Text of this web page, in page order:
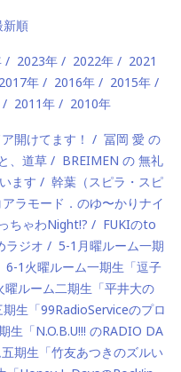
新順
2023年 2022年
2021
2017年 2016年
2015年
2011年 2010年
開けてます！
冨岡 愛 の
、道草
BREIMEN の 無礼
ます
幹葉（スピラ・スピ
アラモード．のゆ〜かりナイ
ちゃわNight!?
FUKIのto
ラジオ
5-1月曜ルーム一期
6-1火曜ルーム一期生「逗子
曜ルーム二期生「平井大の
生「99RadioServiceのプロ
生「N.O.B.U!!! のRADIO DA
期生「竹友あつきのズルい